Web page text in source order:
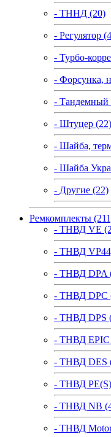
- ТННД (20)
- Регулятор
- Турбо-
- Форсунка,
- Тандемный
- Штуцер (22)
- Шайба,
- Шайба
- Другие (22)
Ремкомплекты
- ТНВД VE
- ТНВД
- ТНВД DPA
- ТНВД DPC
- ТНВД DPS
- ТНВД EPIC
- ТНВД DES
- ТНВД
- ТНВД NB
- ТНВД